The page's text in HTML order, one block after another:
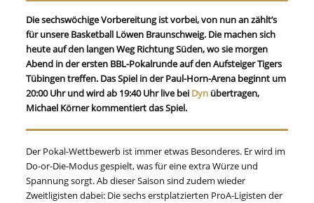
Die sechswöchige Vorbereitung ist vorbei, von nun an zählt’s
für unsere Basketball Löwen Braunschweig. Die machen sich
heute auf den langen Weg Richtung Süden, wo sie morgen
Abend in der ersten BBL-Pokalrunde auf den Aufsteiger Tigers
Tübingen treffen. Das Spiel in der Paul-Horn-Arena beginnt um
20:00 Uhr und wird ab 19:40 Uhr live bei Dyn übertragen,
Michael Körner kommentiert das Spiel.
Der Pokal-Wettbewerb ist immer etwas Besonderes. Er wird im
Do-or-Die-Modus gespielt, was für eine extra Würze und
Spannung sorgt. Ab dieser Saison sind zudem wieder
Zweitligisten dabei: Die sechs erstplatzierten ProA-Ligisten der